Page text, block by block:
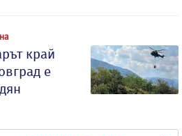
край
е